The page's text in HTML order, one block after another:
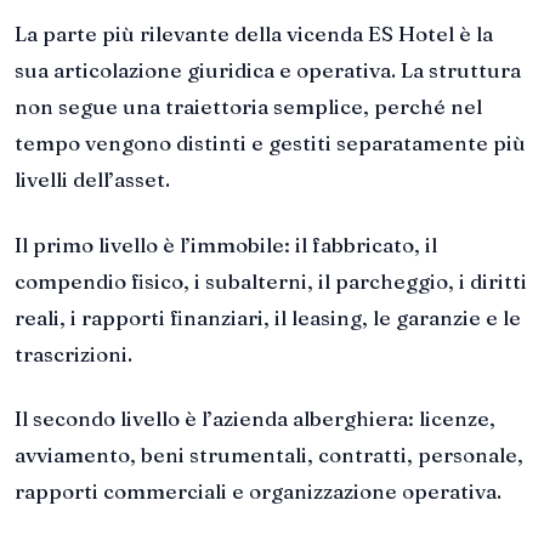
La parte più rilevante della vicenda ES Hotel è la
sua articolazione giuridica e operativa. La struttura
non segue una traiettoria semplice, perché nel
tempo vengono distinti e gestiti separatamente più
livelli dell’asset.
Il primo livello è l’immobile: il fabbricato, il
compendio fisico, i subalterni, il parcheggio, i diritti
reali, i rapporti finanziari, il leasing, le garanzie e le
trascrizioni.
Il secondo livello è l’azienda alberghiera: licenze,
avviamento, beni strumentali, contratti, personale,
rapporti commerciali e organizzazione operativa.